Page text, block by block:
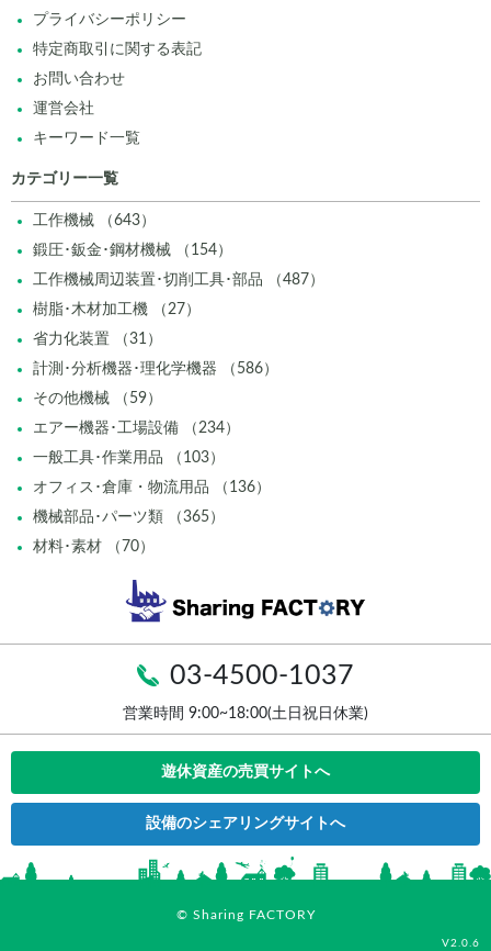
03-4500-1037
営業時間 9:00~18:00(土日祝日休業)
遊休資産の売買サイトへ
設備のシェアリングサイトへ
プライバシーポリシー
特定商取引に関する表記
お問い合わせ
運営会社
キーワード一覧
カテゴリー一覧
工作機械 （643）
鍛圧･鈑金･鋼材機械 （154）
工作機械周辺装置･切削工具･部品 （487）
樹脂･木材加工機 （27）
省力化装置 （31）
計測･分析機器･理化学機器 （586）
その他機械 （59）
エアー機器･工場設備 （234）
一般工具･作業用品 （103）
オフィス･倉庫・物流用品 （136）
機械部品･パーツ類 （365）
材料･素材 （70）
© Sharing FACTORY
V2.0.6